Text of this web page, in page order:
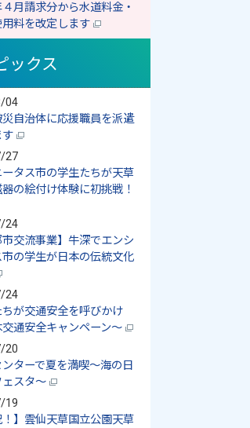
月請求分から水道料金・
料を改定します
ックス
04
自治体に応援職員を派遣
す
27
タス市の学生たちが天草
の絵付け体験に初挑戦！
24
市交流事業】牛深でエンシ
の学生が日本の伝統文化
24
ちが交通安全を呼びかけ
通安全キャンペーン～
20
ターで夏を満喫～海の日
スタ～
19
！】雲仙天草国立公園天草